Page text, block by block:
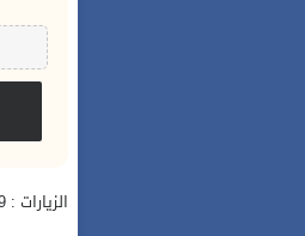
الزيارات : 10,549